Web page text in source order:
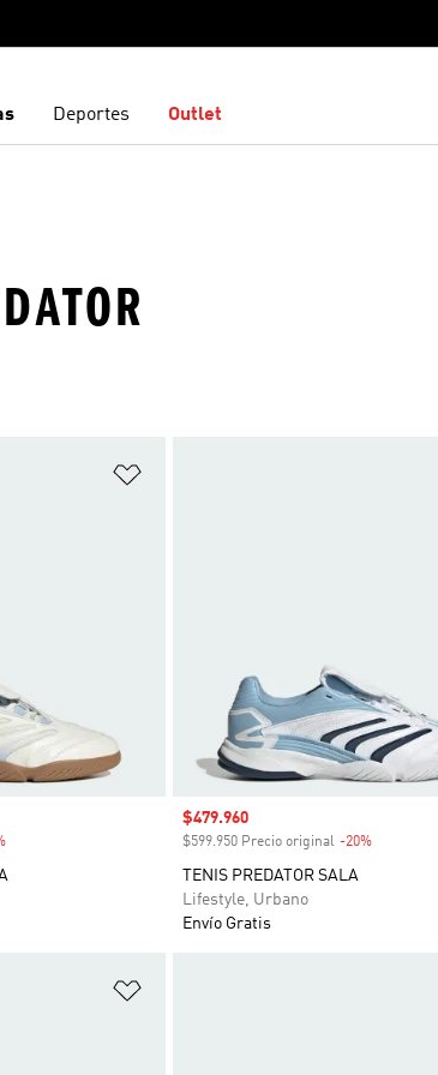
Deportes Outlet
Descuento
Precio de venta
$479.960
$599.950 Precio original -20%
TENIS PREDATOR SALA
Lifestyle, Urbano
Envío Gratis